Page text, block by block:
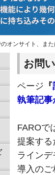
オンサイト、ま
お問
ページ 『
執筆記事
FAROで
提案する
ライン
導入のご